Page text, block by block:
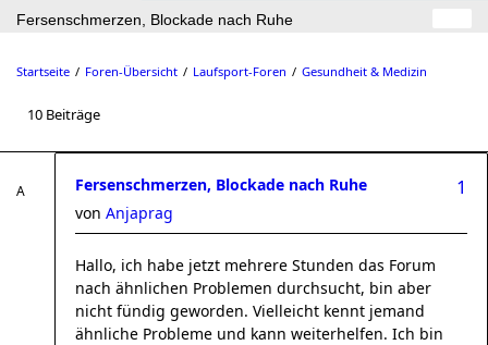
Fersenschmerzen, Blockade nach Ruhe
Startseite Foren-Übersicht Laufsport-Foren Gesundheit & Medizin
10 Beiträge
Fersenschmerzen, Blockade nach Ruhe 1
von Anjaprag
Hallo, ich habe jetzt mehrere Stunden das Forum
nach ähnlichen Problemen durchsucht, bin aber
nicht fündig geworden. Vielleicht kennt jemand
ähnliche Probleme und kann weiterhelfen. Ich bin